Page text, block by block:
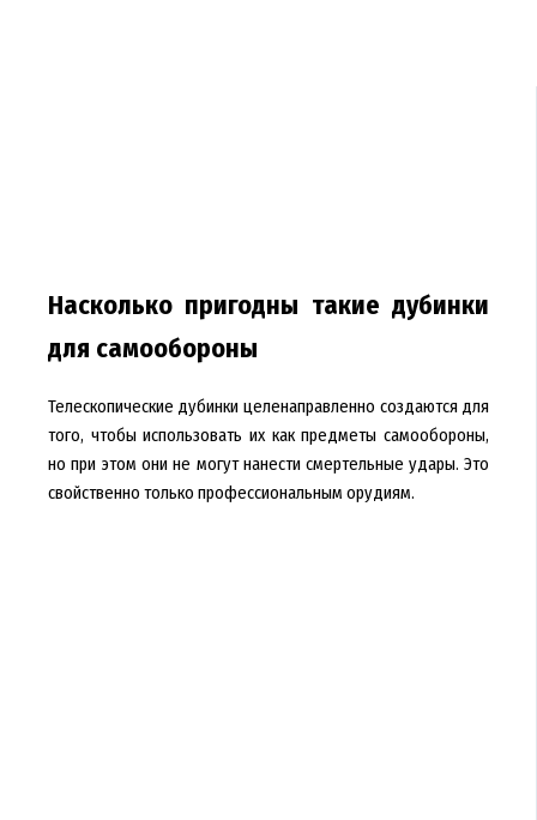
Насколько пригодны такие дубинки
для самообороны
Телескопические дубинки целенаправленно создаются для
того, чтобы использовать их как предметы самообороны,
но при этом они не могут нанести смертельные удары. Это
свойственно только профессиональным орудиям.